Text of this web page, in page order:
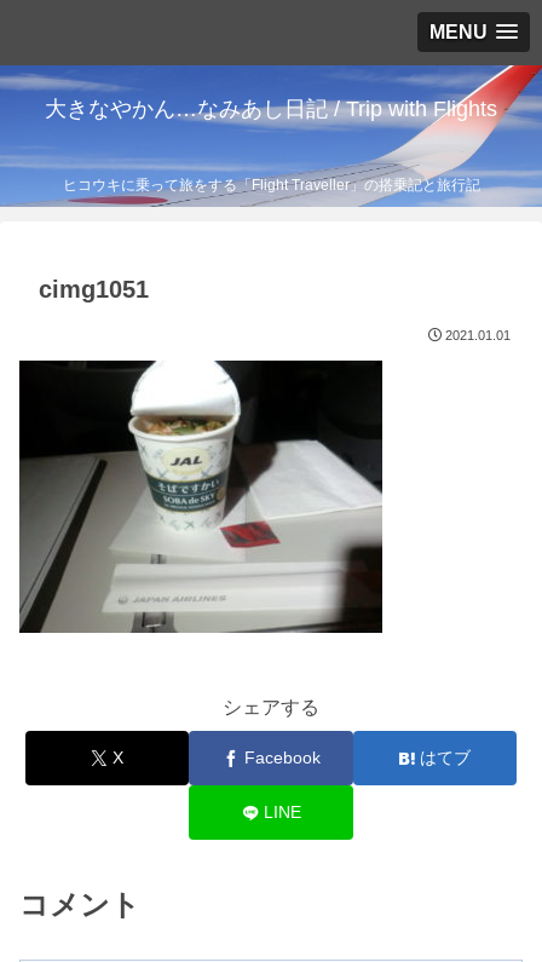
MENU
大きなやかん…なみあし日記 / Trip with Flights
ヒコウキに乗って旅をする「Flight Traveller」の搭乗記と旅行記
cimg1051
2021.01.01
シェアする
X Facebook はてブ
LINE
コメント